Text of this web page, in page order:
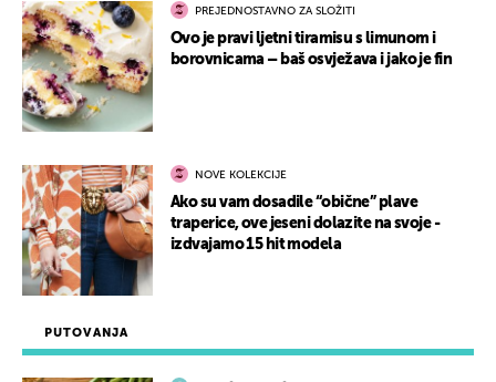
PUTOVANJA
PREJEDNOSTAVNO ZA SLOŽITI
Ovo je pravi ljetni tiramisu s limunom i
borovnicama – baš osvježava i jako je fin
NOVE KOLEKCIJE
Ako su vam dosadile “obične” plave
traperice, ove jeseni dolazite na svoje -
izdvajamo 15 hit modela